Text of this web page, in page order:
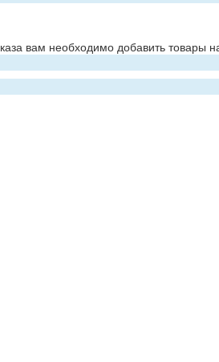
вам необходимо добавить товары